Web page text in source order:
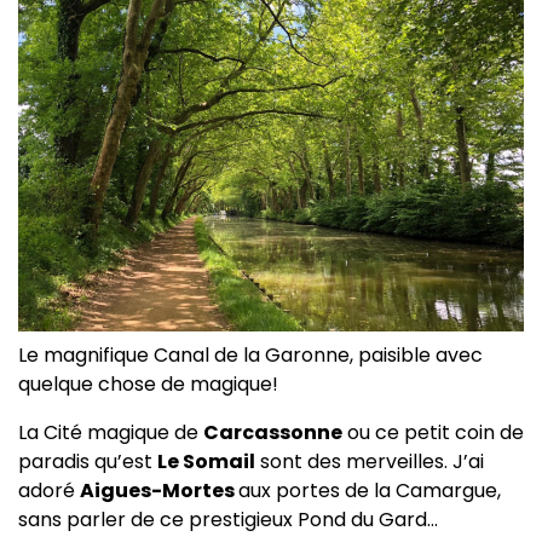
Le magnifique Canal de la Garonne, paisible avec
quelque chose de magique!
La Cité magique de Carcassonneou ce petit coin de
paradis qu’est Le Somail sont des merveilles. J’ai
adoréAigues-Mortesaux portes de la Camargue,
sans parler de ce prestigieux Pond du Gard…